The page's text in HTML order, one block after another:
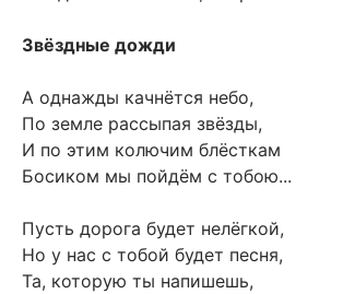
Звёздные дожди
А однажды качнётся небо,
По земле рассыпая звёзды,
И по этим колючим блёсткам
Босиком мы пойдём с тобою...
Пусть дорога будет нелёгкой,
Но у нас с тобой будет песня,
Та, которую ты напишешь,